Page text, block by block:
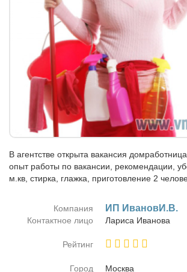
В агентстве открыта вакансия
опыт работы по вакансии, рекомендации,
м.кв, стирка, глажка, приготовление 2
Компания ИП ИвановИ.В.
Контактное лицо Ла­ри­са Ива­но­ва
Рейтинг
Город
Москва